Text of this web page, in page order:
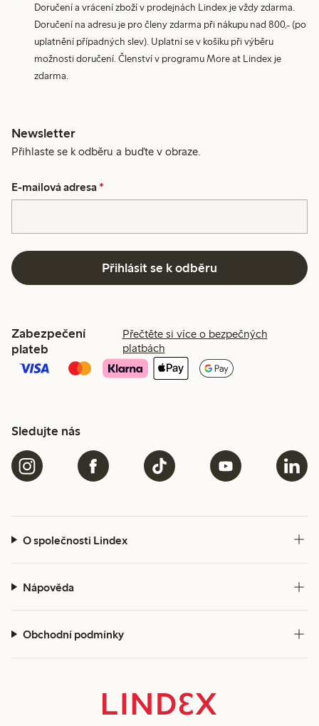
Doručení a vrácení zboží v prodejnách Lindex je vždy zdarma.
Doručení na adresu je pro členy zdarma při nákupu nad 800,- (po
uplatnění případných slev). Uplatní se v košíku při výběru
možnosti doručení. Členství v programu More at Lindex je
zdarma.
Newsletter
Přihlaste se k odběru a buďte v obraze.
E-mailová adresa *
Přihlásit se k odběru
Zabezpečení
plateb
Přečtěte si více o bezpečných
platbách
Sledujte nás
O společnosti Lindex
Nápověda
Obchodní podmínky